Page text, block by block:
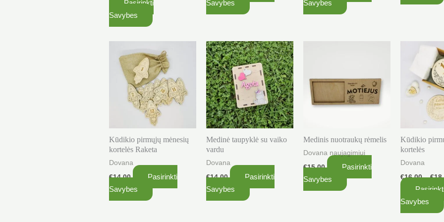
Pasirinkti
Savybes
page
Savybes
product
Savybes
Kūdikio pirmųjų mėnesių
kortelės Raketa
Dovana
€14.00
Pasirinkti
Savybes
Medinė taupyklė su vaiko
vardu
Dovana
€14.00
Pasirinkti
Savybes
Medinis nuotraukų rėmelis
Dovana naujagimiui
€15.00
Pasirinkti
Savybes
Kūdikio
kortelės
Dovana
€16.00 – €
Savybes